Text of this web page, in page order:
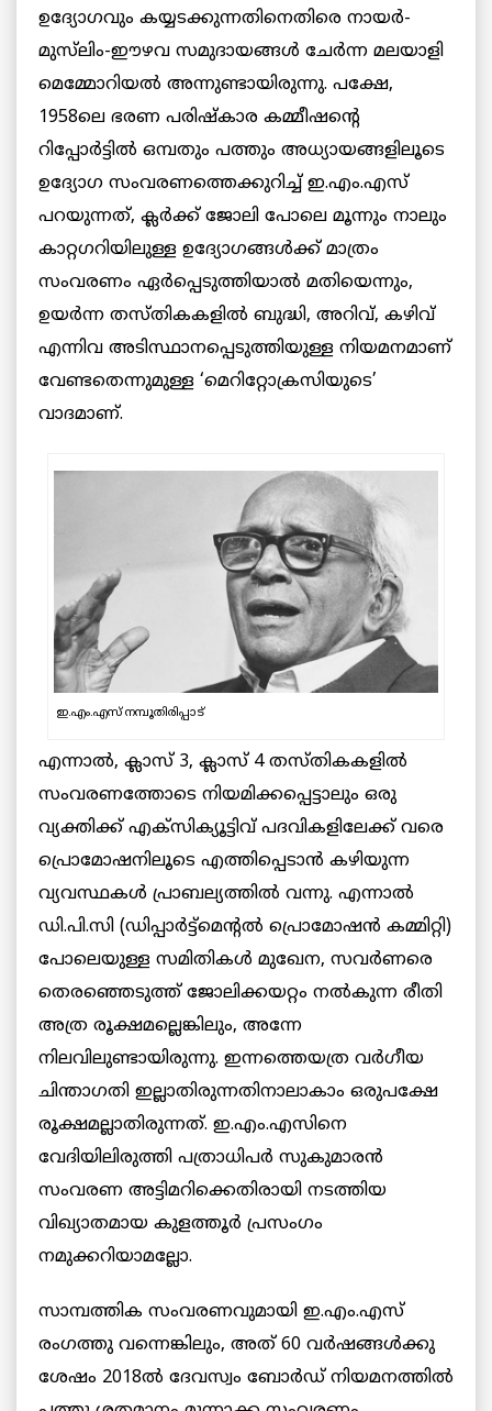
ഉദ്യോഗവും കയ്യടക്കുന്നതിനെതിരെ നായര്‍-
മുസ്‌ലിം-ഈഴവ സമുദായങ്ങള്‍ ചേര്‍ന്ന മലയാളി
മെമ്മോറിയല്‍ അന്നുണ്ടായിരുന്നു. പക്ഷേ,
1958ലെ ഭരണ പരിഷ്‌കാര കമ്മീഷന്റെ
റിപ്പോര്‍ട്ടില്‍ ഒമ്പതും പത്തും അധ്യായങ്ങളിലൂടെ
ഉദ്യോഗ സംവരണത്തെക്കുറിച്ച് ഇ.എം.എസ്
പറയുന്നത്, ക്ലര്‍ക്ക് ജോലി പോലെ മൂന്നും നാലും
കാറ്റഗറിയിലുള്ള ഉദ്യോഗങ്ങള്‍ക്ക് മാത്രം
സംവരണം ഏര്‍പ്പെടുത്തിയാല്‍ മതിയെന്നും,
ഉയര്‍ന്ന തസ്തികകളില്‍ ബുദ്ധി, അറിവ്, കഴിവ്
എന്നിവ അടിസ്ഥാനപ്പെടുത്തിയുള്ള നിയമനമാണ്
വേണ്ടതെന്നുമുള്ള ‘മെറിറ്റോക്രസിയുടെ’
വാദമാണ്.
ഇ.എം.എസ് നമ്പൂതിരിപ്പാട്
എന്നാൽ, ക്ലാസ് 3, ക്ലാസ് 4 തസ്തികകളില്‍
സംവരണത്തോടെ നിയമിക്കപ്പെട്ടാലും ഒരു
വ്യക്തിക്ക് എക്‌സിക്യൂട്ടിവ് പദവികളിലേക്ക് വരെ
പ്രൊമോഷനിലൂടെ എത്തിപ്പെടാന്‍ കഴിയുന്ന
വ്യവസ്ഥകള്‍ പ്രാബല്യത്തില്‍ വന്നു. എന്നാല്‍
ഡി.പി.സി (ഡിപ്പാര്‍ട്ട്‌മെന്റല്‍ പ്രൊമോഷന്‍ കമ്മിറ്റി)
പോലെയുള്ള സമിതികള്‍ മുഖേന, സവര്‍ണരെ
തെരഞ്ഞെടുത്ത് ജോലിക്കയറ്റം നല്‍കുന്ന രീതി
അത്ര രൂക്ഷമല്ലെങ്കിലും, അന്നേ
നിലവിലുണ്ടായിരുന്നു. ഇന്നത്തെയത്ര വര്‍ഗീയ
ചിന്താഗതി ഇല്ലാതിരുന്നതിനാലാകാം ഒരുപക്ഷേ
രൂക്ഷമല്ലാതിരുന്നത്. ഇ.എം.എസിനെ
വേദിയിലിരുത്തി പത്രാധിപര്‍ സുകുമാരൻ
സംവരണ അട്ടിമറിക്കെതിരായി നടത്തിയ
വിഖ്യാതമായ കുളത്തൂര്‍ പ്രസംഗം
നമുക്കറിയാമല്ലോ.
സാമ്പത്തിക സംവരണവുമായി ഇ.എം.എസ്
രംഗത്തു വന്നെങ്കിലും, അത് 60 വര്‍ഷങ്ങള്‍ക്കു
ശേഷം 2018ല്‍ ദേവസ്വം ബോര്‍ഡ് നിയമനത്തില്‍